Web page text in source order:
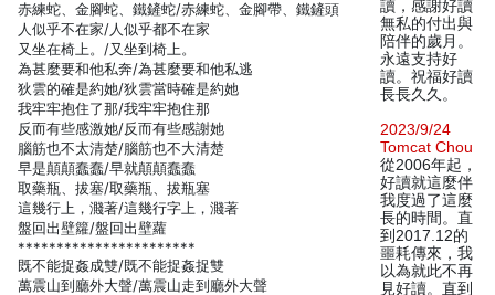
赤練蛇、金腳蛇、鐵鏟蛇/赤練蛇、金腳帶、鐵鏟頭
人似乎不在家/人似乎都不在家
又坐在椅上。/又坐到椅上。
為甚麼要和他私奔/為甚麼要和他私逃
狄雲的確是約她/狄雲當時確是約她
我牢牢抱住了那/我牢牢抱住那
反而有些感激她/反而有些感謝她
腦筋也不太清楚/腦筋也不大清楚
早是顛顛蠢蠢/早就顛顛蠢蠢
取藥瓶、拔塞/取藥瓶、拔瓶塞
這幾行上，濺著/這幾行字上，濺著
盤回出壁籮/盤回出壁蘿
***********************
既不能捉姦成雙/既不能捉姦捉雙
萬震山到廳外大聲/萬震山走到廳外大聲
讀，感謝好讀
無私的付出與
陪伴的歲月。
永遠支持好
讀。祝福好讀
長長久久。
2023/9/24
Tomcat Chou
從2006年起，
好讀就這麼伴
我度過了這麼
長的時間。直
到2017.12的
噩耗傳來，我
以為就此不再
見好讀。直到